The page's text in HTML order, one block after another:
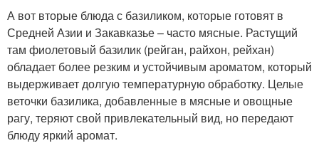
А вот вторые блюда с базиликом, которые готовят в
Средней Азии и Закавказье – часто мясные. Растущий
там фиолетовый базилик (рейган, райхон, рейхан)
обладает более резким и устойчивым ароматом, который
выдерживает долгую температурную обработку. Целые
веточки базилика, добавленные в мясные и овощные
рагу, теряют свой привлекательный вид, но передают
блюду яркий аромат.